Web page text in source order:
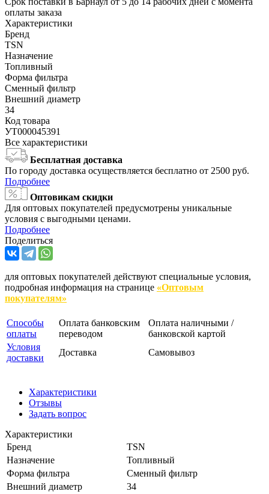
оплаты заказа
Характеристики
Бренд
TSN
Назначение
Топливный
Форма фильтра
Сменный фильтр
Внешний диаметр
34
Код товара
УТ000045391
Все характеристики
Бесплатная доставка
По городу доставка осуществляется бесплатно от 2500 руб.
Подробнее
Оптовикам скидки
Для оптовых покупателей предусмотрены уникальные
условия с выгодными ценами.
Подробнее
Поделиться
для оптовых покупателей действуют специальные условия,
подробная информация на странице «Оптовым
покупателям»
Способы
оплаты
Оплата банковским
переводом
Оплата наличными /
банковской картой
Условия
доставки
Доставка Самовывоз
Характеристики
Отзывы
Задать вопрос
Характеристики
Бренд
TSN
Назначение
Топливный
Форма фильтра
Сменный фильтр
Внешний диаметр
34